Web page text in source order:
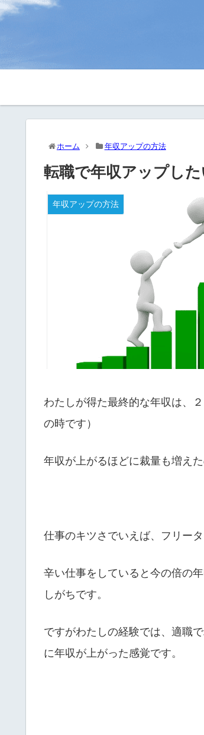
ホーム 年収アップの方法
転職で年収アップし
年収アップの方法
わたしが得た最終的な年収は、
の時です）
年収が上がるほどに裁量も増え
仕事のキツさでいえば、フリー
辛い仕事をしていると今の倍の
しがちです。
ですがわたしの経験では、適職
に年収が上がった感覚です。